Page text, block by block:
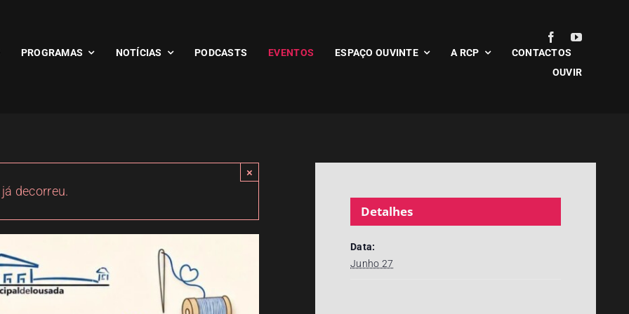
PROGRAMAS NOTÍCIAS PODCASTS EVENTOS ESPAÇO OUVINTE A RCP
CONTACTOS
OUVIR
decorreu.
×
Detalhes
Data:
Junho 27